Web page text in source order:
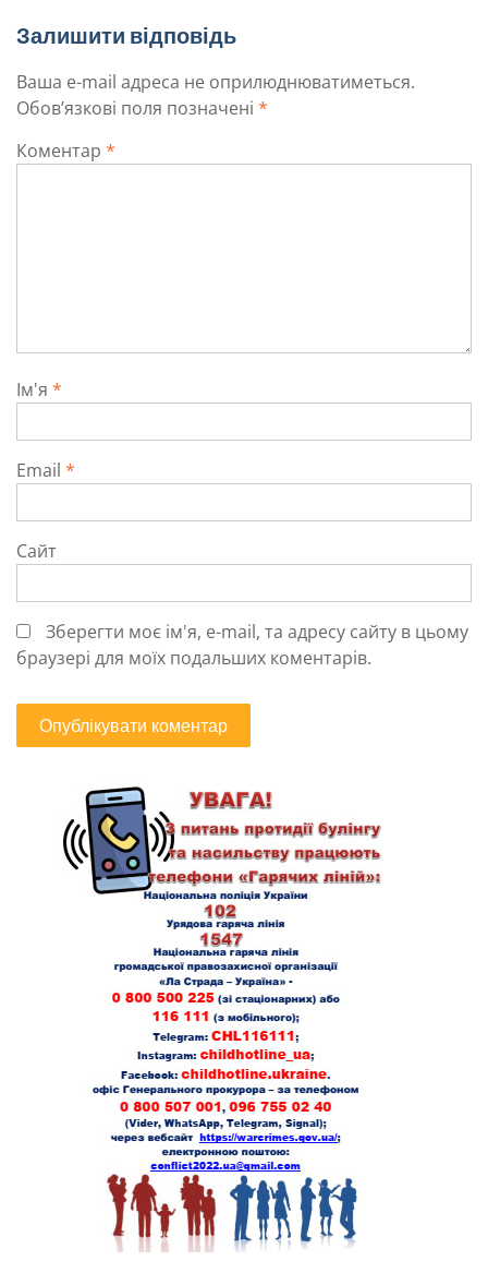
Залишити відповідь
Ваша e-mail адреса не оприлюднюватиметься.
Обов’язкові поля позначені *
Коментар *
Ім'я *
Email *
Сайт
Зберегти моє ім'я, e-mail, та адресу сайту в цьому
браузері для моїх подальших коментарів.